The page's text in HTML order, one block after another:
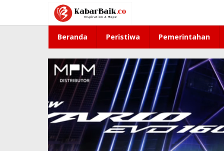
konten
Beranda Peristiwa Pemerintahan